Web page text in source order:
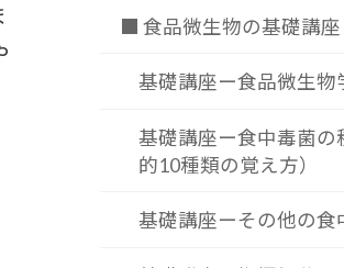
■ 食品微生物の基礎講座
基礎講座ー食品微生物
基礎講座ー食中毒菌の
的10種類の覚え方）
基礎講座ーその他の食